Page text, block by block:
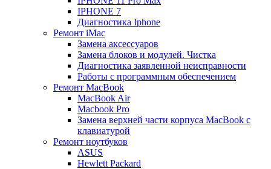
IPHONE 7
Диагностика Iphone
Ремонт iMac
Замена аксессуаров
Замена блоков и модулей. Чистка
Диагностика заявленной неисправности
Работы с программным обеспечением
Ремонт MacBook
MacBook Air
Macbook Pro
Замена верхней части корпуса MacBook с
клавиатурой
Ремонт ноутбуков
ASUS
Hewlett Packard